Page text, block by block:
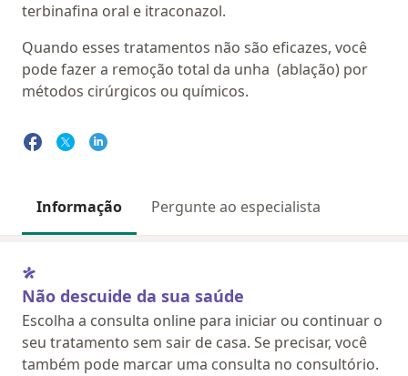
terbinafina oral e itraconazol.
Quando esses tratamentos não são eficazes, você
pode fazer a remoção total da unha (ablação) por
métodos cirúrgicos ou químicos.
Informação Pergunte ao especialista
Não descuide da sua saúde
Escolha a consulta online para iniciar ou continuar o
seu tratamento sem sair de casa. Se precisar, você
também pode marcar uma consulta no consultório.